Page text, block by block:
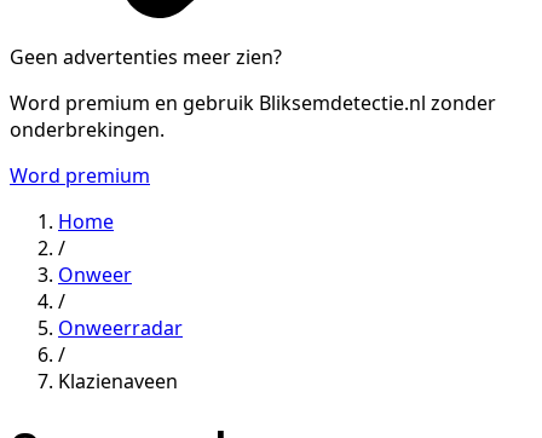
Geen advertenties meer zien?
Word premium en gebruik Bliksemdetectie.nl zonder
onderbrekingen.
Word premium
Home
/
Onweer
/
Onweerradar
/
Klazienaveen